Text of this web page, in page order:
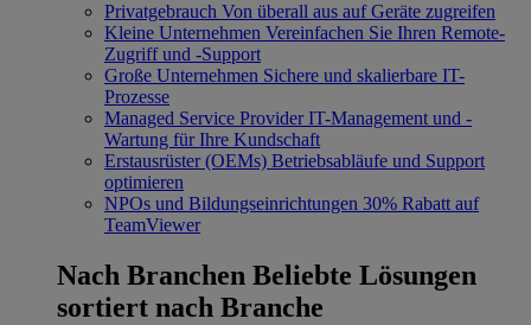
Privatgebrauch Von überall aus auf Geräte zugreifen
Kleine Unternehmen Vereinfachen Sie Ihren Remote-
Zugriff und -Support
Große Unternehmen Sichere und skalierbare IT-
Prozesse
Managed Service Provider IT-Management und -
Wartung für Ihre Kundschaft
Erstausrüster (OEMs) Betriebsabläufe und Support
optimieren
NPOs und Bildungseinrichtungen 30% Rabatt auf
TeamViewer
Nach Branchen Beliebte Lösungen
sortiert nach Branche